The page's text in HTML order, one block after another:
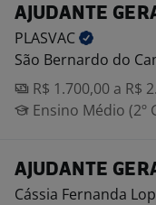
AJUDANTE
PLASVAC
São Bernardo do
R$ 1.700,00 a R$
Ensino Médio (2º
AJUDANTE
Cássia Fernanda